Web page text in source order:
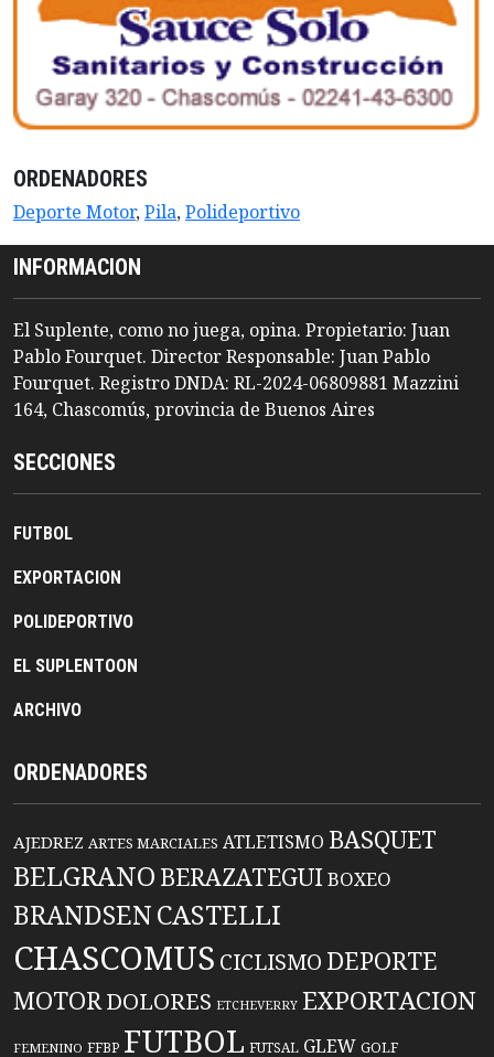
ORDENADORES
Deporte Motor,Pila,Polideportivo
INFORMACION
El Suplente, como no juega, opina. Propietario: Juan
Pablo Fourquet. Director Responsable: Juan Pablo
Fourquet. Registro DNDA: RL-2024-06809881 Mazzini
164, Chascomús, provincia de Buenos Aires
SECCIONES
FUTBOL
EXPORTACION
POLIDEPORTIVO
EL SUPLENTOON
ARCHIVO
ORDENADORES
AJEDREZ ARTES MARCIALES ATLETISMO BASQUET
BELGRANO BERAZATEGUIBOXEO
BRANDSENCASTELLI
CHASCOMUS CICLISMO DEPORTE
MOTORDOLORES ETCHEVERRY EXPORTACION
FEMENINO FFBP FUTBOL FUTSAL GLEW GOLF